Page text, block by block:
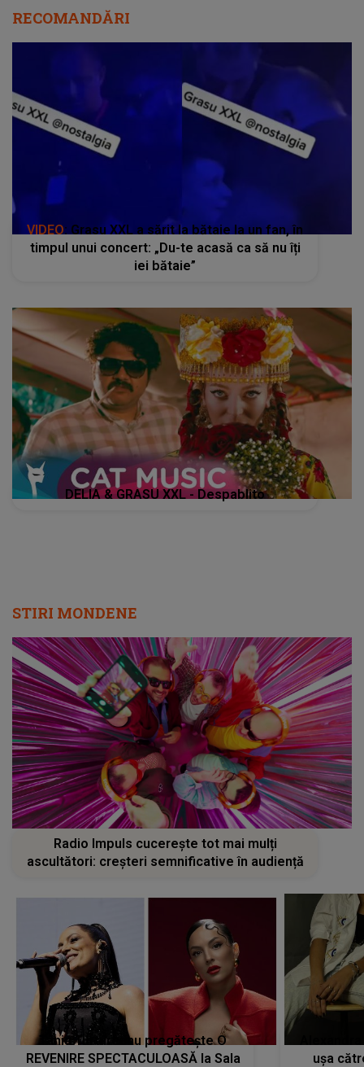
RECOMANDĂRI
VIDEO: Grasu XXL a sărit la bătaie la un fan, în
timpul unui concert: „Du-te acasă ca să nu îți
iei bătaie”
DELIA & GRASU XXL - Despablito
STIRI MONDENE
Radio Impuls cucerește tot mai mulți
ascultători: creșteri semnificative în audiență
Tania Turtureanu pregătește O
REVENIRE SPECTACULOASĂ la Sala
ușa